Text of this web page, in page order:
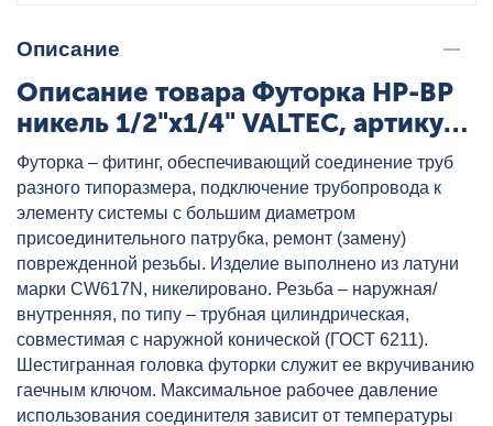
Описание
Описание товара Футорка НР-ВР
никель 1/2"x1/4" VALTEC, артикул:
VTr.581.N.0402
Футорка – фитинг, обеспечивающий соединение труб
разного типоразмера, подключение трубопровода к
элементу системы с большим диаметром
присоединительного патрубка, ремонт (замену)
поврежденной резьбы. Изделие выполнено из латуни
марки CW617N, никелировано. Резьба – наружная/
внутренняя, по типу – трубная цилиндрическая,
совместимая с наружной конической (ГОСТ 6211).
Шестигранная головка футорки служит ее вкручиванию
гаечным ключом. Максимальное рабочее давление
использования соединителя зависит от температуры